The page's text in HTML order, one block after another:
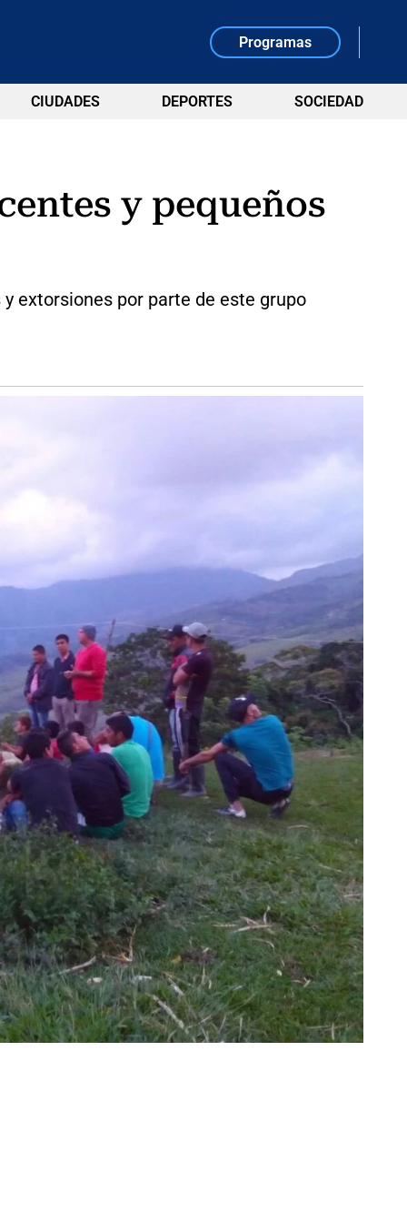
Programas
CIUDADES DEPORTES SOCIEDAD
y pequeños
extorsiones por parte de este grupo